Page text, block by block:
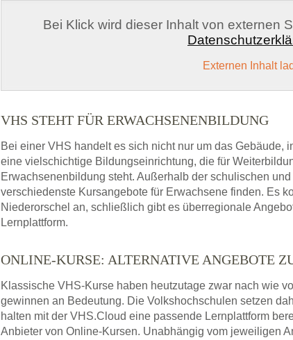
Bei Klick wird dieser Inhalt von externen
Externen Inhalt
VHS STEHT FÜR ERWACHSENENBILDUNG
Bei einer VHS handelt es sich nicht nur um das Gebäude,
eine vielschichtige Bildungseinrichtung, die für
Erwachsenenbildung steht. Außerhalb der schulischen
verschiedenste Kursangebote für Erwachsene finden. Es
Niederorschel an, schließlich gibt es überregionale
Lernplattform.
ONLINE-KURSE: ALTERNATIVE ANGEBOTE
Klassische VHS-Kurse haben heutzutage zwar nach wie
gewinnen an Bedeutung. Die Volkshochschulen setzen
halten mit der VHS.Cloud eine passende Lernplattform
Anbieter von Online-Kursen. Unabhängig vom jeweiligen